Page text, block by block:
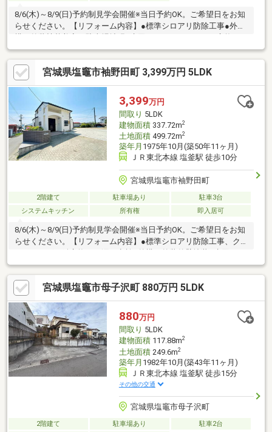
8/6(木)～8/9(日)予約制見学会開催※当日予約OK。ご希望日をお知
らせください。【リフォーム内容】●標準シロアリ防除工事●外
ユニットバス交換、トイレ交換、洗面化粧台交換●内装床材一部
上張り、クロス張替え●その他設備給湯器交換、インターホン設
置、火災警報器設置、照明器具交換【おすすめポイント】・雨漏
り、構造上主要な部分の欠陥や・腐食、給排水管の故障や漏水に
ついてお引渡しより２年間保証・シロアリ防除工事施工後5年間保
証・お客様に合わせたローンの組み方や金融機関をご提案
宮城県塩竈市袖野田町 3,399万円 5LDK
3,399万円
間取り 5LDK
建物面積337.72m2
土地面積499.72m2
築年月 1975年10月(築50年11ヶ月)
ＪＲ東北本線 塩釜駅 徒歩10分
宮城県塩竈市袖野田町
2階建て 駐車場あり
駐車3台
システムキッチン
所有権 即入居可
8/6(木)～8/9(日)予約制見学会開催※当日予約OK。ご希望日をお知
らせください。【リフォーム内容】●標準シロアリ防除工事、ク
ステムキッチン交換、ユニットバス交換、トイレ交換、洗面化粧
台交換●内装クロス張替え、畳表替え●その他設備インターホン設
置、火災警報器設置【おすすめポイント】・シロアリ防除工事施
工後5年間保証・新品の照明器具設置済みなので入居後にすぐに生
活が始められます・お客様に合わせたローンの組み方や金融機関
をご提案。住宅ローンが初めての方でもお気軽にご相談ください
【周辺施設】
宮城県塩竈市母子沢町 880万円 5LDK
880万円
間取り 5LDK
建物面積117.88m2
土地面積249.6m2
築年月 1982年10月(築43年11ヶ月)
ＪＲ東北本線 塩釜駅 徒歩15分
その他の交通
宮城県塩竈市母子沢町
2階建て 駐車場あり 駐車2台